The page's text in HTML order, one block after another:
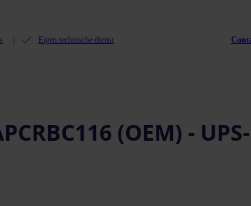
Eigen technische dienst
(OEM) -